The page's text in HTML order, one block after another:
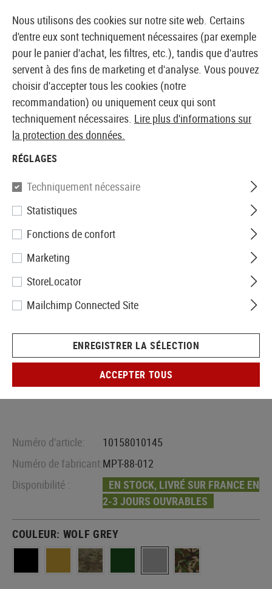
BOUTIQUE ET GROSSISTE EUROPÉEN AIRSOFT
Accueil Vêtements Gants Gants The Original M-
Mechanix Wear
The Original M-Pact
Numéro d'article:
10158010145
Numéro de fabricant:MPT-88-012
Disponibilité :
EN STOCK, LIVRÉ SUR FRANCE EN
2-3 JOURS OUVRABLES
COULEUR: WOLF GREY
Nous utilisons des cookies sur notre site web. Certains
d'entre eux sont techniquement nécessaires (par exemple
pour le panier d'achat, les filtres, etc.), tandis que d'autres
servent à des fins de marketing et d'analyse. Vous pouvez
choisir d'accepter tous les cookies (notre
recommandation) ou uniquement ceux qui sont
techniquement nécessaires. Lire plus d'informations sur
la protection des données.
RÉGLAGES
Techniquement nécessaire
Statistiques
Fonctions de confort
Marketing
StoreLocator
Mailchimp Connected Site
ENREGISTRER LA SÉLECTION
ACCEPTER TOUS